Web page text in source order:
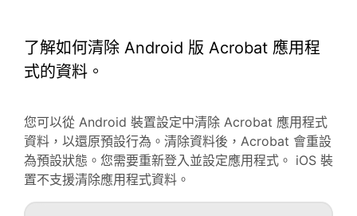
了解如何清除 Android 版 Acrobat 應用程
式的資料。
您可以從 Android 裝置設定中清除 Acrobat 應用程式
資料，以還原預設行為。清除資料後，Acrobat 會重設
為預設狀態。您需要重新登入並設定應用程式。 iOS 裝
置不支援清除應用程式資料。